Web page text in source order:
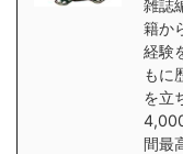
雑誌
籍か
経験
もに
を立
間最